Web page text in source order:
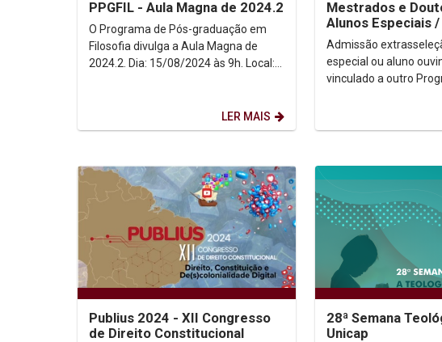
PPGFIL - Aula Magna de 2024.2
O Programa de Pós-graduação em
Filosofia divulga a Aula Magna de
2024.2. Dia: 15/08/2024 às 9h. Local:
LER MAIS
Mestrados e
Alunos Especiais
Ouvintes
Admissão
especial ou aluno
vinculado a outro
Publius 2024 - XII Congresso
de Direito Constitucional
28ª Semana
Unicap